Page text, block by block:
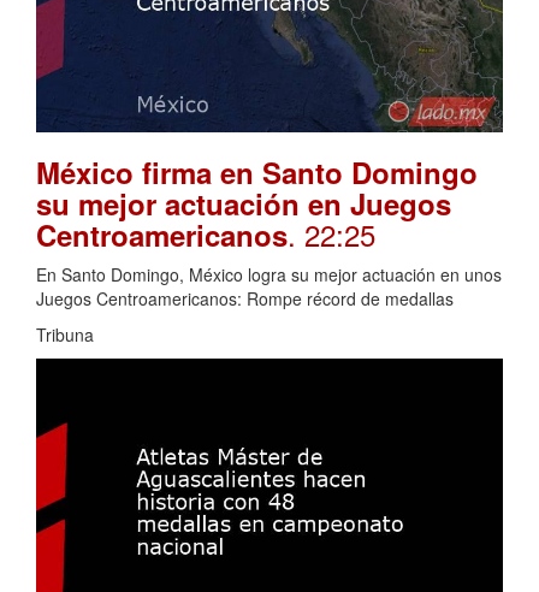
México firma en Santo Domingo
su mejor actuación en Juegos
Centroamericanos. 22:25
En Santo Domingo, México logra su mejor actuación en unos
Juegos Centroamericanos: Rompe récord de medallas
Tribuna